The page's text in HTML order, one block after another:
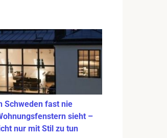
Schweden fast nie
sieht –
nur mit Stil zu tun